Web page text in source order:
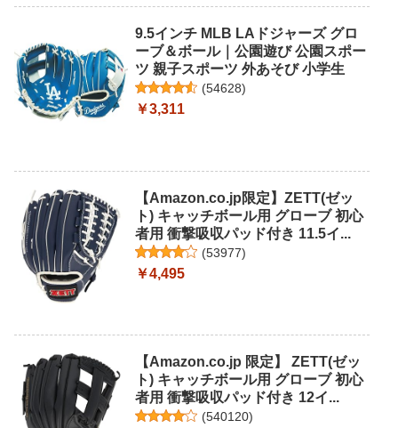
9.5インチ MLB LAドジャーズ グロ
ーブ＆ボール｜公園遊び 公園スポー
ツ 親子スポーツ 外あそび 小学生
(54628)
￥3,311
【Amazon.co.jp限定】ZETT(ゼッ
ト) キャッチボール用 グローブ 初心
者用 衝撃吸収パッド付き 11.5イ...
(53977)
￥4,495
【Amazon.co.jp 限定】 ZETT(ゼッ
ト) キャッチボール用 グローブ 初心
者用 衝撃吸収パッド付き 12イ...
(540120)